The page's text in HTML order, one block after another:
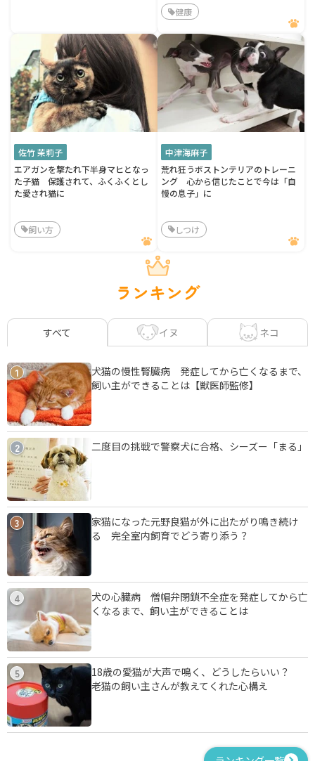
健康
佐竹 茉莉子
エアガンを撃たれ下半身マヒとなっ
た子猫 保護されて、ふくふくとし
た愛され猫に
飼い方
中津海麻子
荒れ狂うボストンテリアのトレーニ
ング 心から信じたことで今は「自
慢の息子」に
しつけ
ランキング
すべて イヌ ネコ
1
犬猫の慢性腎臓病 発症してから亡くなるまで、
飼い主ができることは【獣医師監修】
2 二度目の挑戦で警察犬に合格、シーズー「まる」
3
家猫になった元野良猫が外に出たがり鳴き続け
る 完全室内飼育でどう寄り添う？
4
犬の心臓病 僧帽弁閉鎖不全症を発症してから亡
くなるまで、飼い主ができることは
5
18歳の愛猫が大声で鳴く、どうしたらいい？
老猫の飼い主さんが教えてくれた心構え